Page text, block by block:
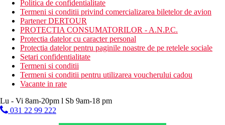
Politica de confidentialitate
Termeni si conditii privind comercializarea biletelor de avion
Partener DERTOUR
PROTECTIA CONSUMATORILOR - A.N.P.C.
Protectia datelor cu caracter personal
Protectia datelor pentru paginile noastre de pe retelele sociale
Setari confidentialitate
Termeni si conditii
Termeni si conditii pentru utilizarea voucherului cadou
Vacante in rate
Lu - Vi 8am-20pm l Sb 9am-18 pm
031 22 99 222